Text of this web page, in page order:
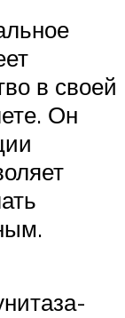
в своей
Он